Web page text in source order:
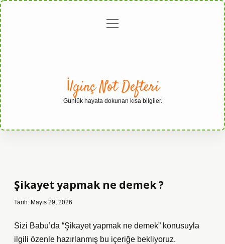
Gizlilikmenüyü
İlginç Not Defteri
Günlük hayata dokunan kısa bilgiler.
Şikayet yapmak ne demek ?
Tarih: Mayıs 29, 2026
Sizi Babu’da “Şikayet yapmak ne demek” konusuyla
ilgili özenle hazırlanmış bu içeriğe bekliyoruz.